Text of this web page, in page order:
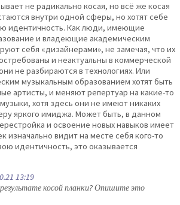
не радикально косая, но всё же косая
внутри одной сферы, но хотят себе
идентичность. Как люди, имеющие
и владеющие академическим
себя «дизайнерами», не замечая, что их
и неактуальны в коммерческой
не разбираются в технологиях. Или
музыкальным образованием хотят быть
артисты, и меняют репертуар на какие-то
хотя здесь они не имеют никаких
яркого имиджа. Может быть, в данном
и освоение новых навыков имеет
изначально видит на месте себя кого-то
идентичность, это оказывается
13:19
косой планки? Опишите это